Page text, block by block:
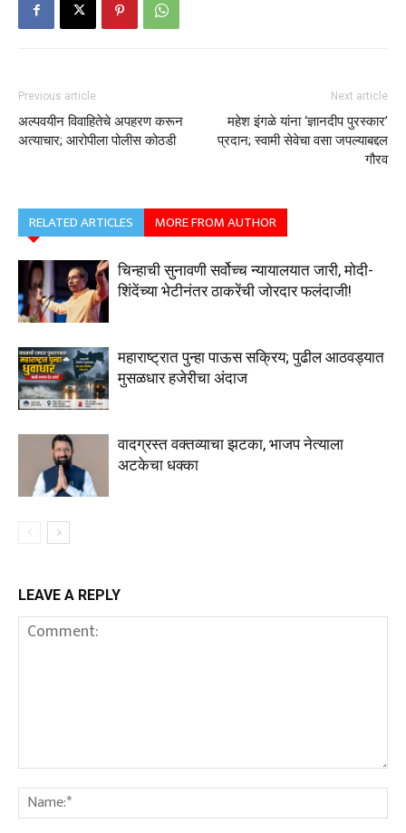
Previous article
अल्पवयीन विवाहितेचे अपहरण करून
अत्याचार; आरोपीला पोलीस कोठडी
Next article
महेश इंगळे यांना ‘ज्ञानदीप पुरस्कार’
प्रदान; स्वामी सेवेचा वसा जपल्याबद्दल
गौरव
RELATED ARTICLES MORE FROM AUTHOR
चिन्हाची सुनावणी सर्वोच्च न्यायालयात जारी, मोदी-
शिंदेंच्या भेटीनंतर ठाकरेंची जोरदार फलंदाजी!
महाराष्ट्रात पुन्हा पाऊस सक्रिय; पुढील आठवड्यात
मुसळधार हजेरीचा अंदाज
वादग्रस्त वक्तव्याचा झटका, भाजप नेत्याला
अटकेचा धक्का
LEAVE A REPLY